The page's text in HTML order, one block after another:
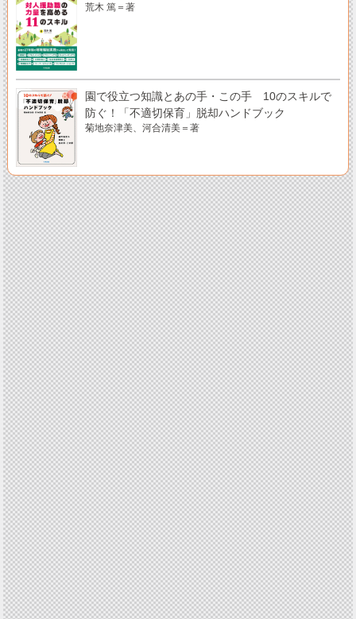
荒木 篤＝著
園で役立つ知識とあの手・この手 10のスキルで
防ぐ！「不適切保育」脱却ハンドブック
菊地奈津美、河合清美＝著